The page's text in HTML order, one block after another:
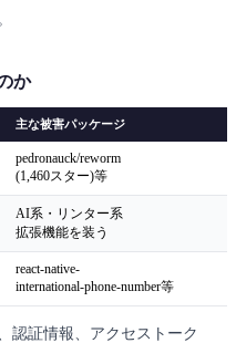
か
主な被害パッケージ
pedronauck/reworm
(1,460スター)等
AI系・リンター系
拡張機能を装う
react-native-
international-phone-number等
認証情報、アクセストーク